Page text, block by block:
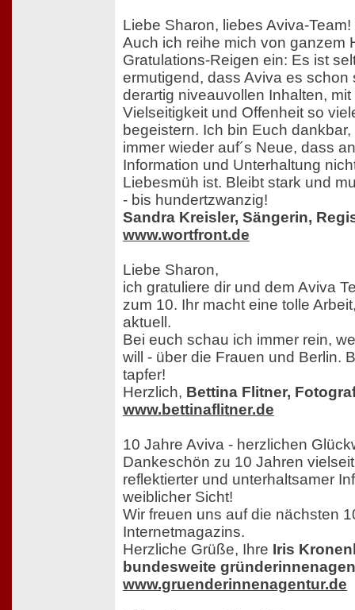
Liebe Sharon, liebes Aviva-Team!
Auch ich reihe mich von ganzem
Gratulations-Reigen ein: Es ist
ermutigend, dass Aviva es schon
derartig niveauvollen Inhalten,
Vielseitigkeit und Offenheit so
begeistern. Ich bin Euch
immer wieder auf´s Neue, dass
Information und Unterhaltung
Liebesmüh ist. Bleibt stark und
- bis hundertzwanzig!
Sandra Kreisler, Sängerin,
www.wortfront.de
Liebe Sharon,
ich gratuliere dir und dem Aviva
zum 10. Ihr macht eine tolle
aktuell.
Bei euch schau ich immer rein,
will - über die Frauen und Berlin.
tapfer!
Herzlich, Bettina Flitner,
www.bettinaflitner.de
10 Jahre Aviva - herzlichen
Dankeschön zu 10 Jahren
reflektierter und unterhaltsamer
weiblicher Sicht!
Wir freuen uns auf die nächsten
Internetmagazins.
Herzliche Grüße, Ihre Iris
bundesweite
www.gruenderinnenagentur.de